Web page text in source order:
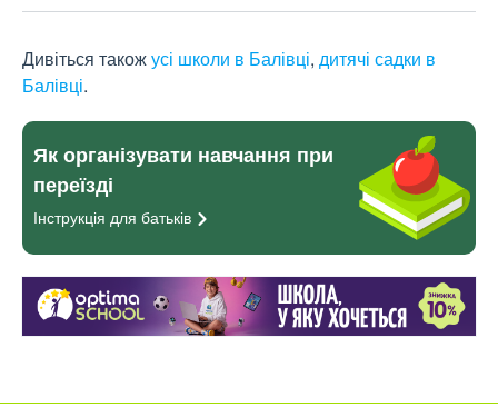
Дивіться такожусі школи в Балівці, дитячі садки в
Балівці.
Як організувати навчання при
переїзді
Інструкція для батьків